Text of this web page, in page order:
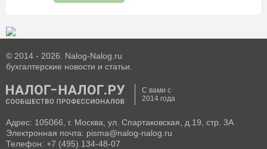
© 2014 - 2026. Nalog-Nalog.ru
бухгалтерские новости и статьи.
С вами с
2014 года
Адрес: 105066, г. Москва, ул. Спартаковская, д.19, стр. 3А
Электронная почта: pisma@nalog-nalog.ru
Телефон: +7 (495) 134-48-07